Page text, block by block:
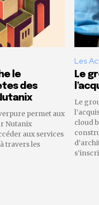
le
des
permet aux
Nutanix
aux services
travers les
Les
Le
Le
cloud